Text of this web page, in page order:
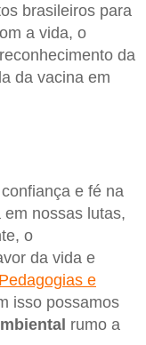
brasileiros para
a vida, o
da
da vacina em
e fé na
em nossas lutas,
o
da vida e
Pedagogias e
isso possamos
rumo a